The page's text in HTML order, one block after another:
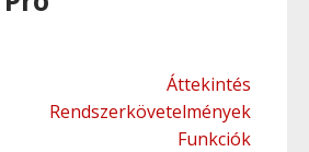
Áttekintés
Rendszerkövetelmények
Funkciók